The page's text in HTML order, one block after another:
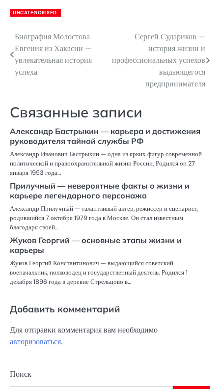
UNCATEGORISED
Навигация
по
записям
Биография Молостова
Евгения из Хакасии —
увлекательная история
успеха
Сергей Судариков —
история жизни и
профессиональных успехов
выдающегося
предпринимателя
Связанные записи
Александр Бастрыкин — карьера и достижения
руководителя тайной службы РФ
Александр Иванович Бастрыкин — одна из ярких фигур современной
политической и правоохранительной жизни России. Родился он 27
января 1953 года…
Прилучный — невероятные факты о жизни и
карьере легендарного персонажа
Александр Прилучный — талантливый актер, режиссер и сценарист,
родившийся 7 октября 1979 года в Москве. Он стал известным
благодаря своей…
Жуков Георгий — основные этапы жизни и
карьеры
Жуков Георгий Константинович — выдающийся советский
военачальник, полководец и государственный деятель. Родился 1
декабря 1896 года в деревне Стрельцово в…
Добавить комментарий
Для отправки комментария вам необходимо
авторизоваться.
Поиск